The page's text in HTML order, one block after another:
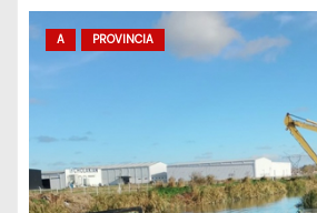
r
a
d
a
A PROVINCIA